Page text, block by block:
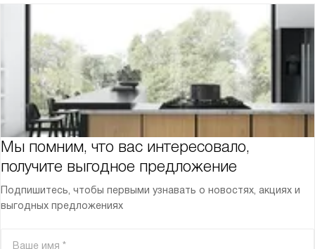
Мы помним, что вас интересовало,
получите выгодное предложение
Подпишитесь, чтобы первыми узнавать о новостях, акциях и
выгодных предложениях